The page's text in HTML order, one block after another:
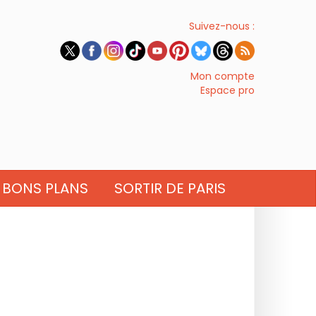
Suivez-nous :
Mon compte
Espace pro
BONS PLANS SORTIR DE PARIS